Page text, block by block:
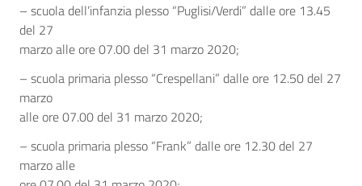
– scuola dell’infanzia plesso “Puglisi/Verdi” dalle ore 13.45
del 27
marzo alle ore 07.00 del 31 marzo 2020;
– scuola primaria plesso “Crespellani” dalle ore 12.50 del 27
marzo
alle ore 07.00 del 31 marzo 2020;
– scuola primaria plesso “Frank” dalle ore 12.30 del 27
marzo alle